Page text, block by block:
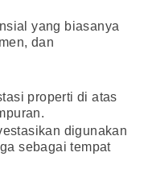
yang biasanya
dan
properti di atas
digunakan
sebagai tempat